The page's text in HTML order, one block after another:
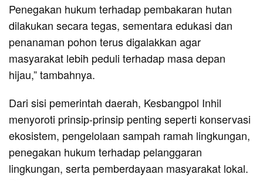
Penegakan hukum terhadap pembakaran hutan
dilakukan secara tegas, sementara edukasi dan
penanaman pohon terus digalakkan agar
masyarakat lebih peduli terhadap masa depan
hijau,” tambahnya.
Dari sisi pemerintah daerah, Kesbangpol Inhil
menyoroti prinsip-prinsip penting seperti konservasi
ekosistem, pengelolaan sampah ramah lingkungan,
penegakan hukum terhadap pelanggaran
lingkungan, serta pemberdayaan masyarakat lokal.